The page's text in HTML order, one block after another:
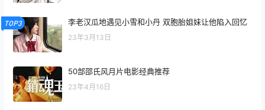
TOP3 李老汉瓜地遇见小雪和小丹 双胞胎姐妹让他陷入回忆
23年3月13日
50部邵氏风月片电影经典推荐
23年4月16日